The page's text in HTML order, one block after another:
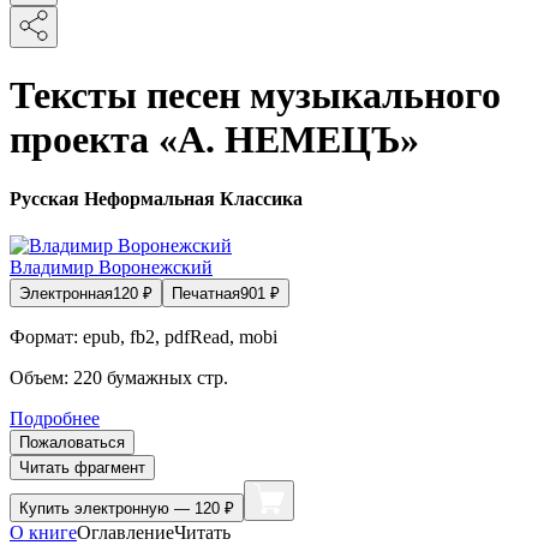
Тексты песен музыкального
проекта «А. НЕМЕЦЪ»
Русская Неформальная Классика
Владимир Воронежский
Электронная120 ₽ Печатная901 ₽
Формат: epub, fb2, pdfRead, mobi
Объем: 220 бумажных стр.
Подробнее
Пожаловаться
Читать фрагмент
Купить электронную — 120 ₽
О книгеОглавлениеЧитать